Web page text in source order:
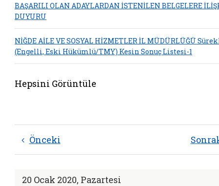
BAŞARILI OLAN ADAYLARDAN İSTENİLEN BELGELERE
DUYURU
NİĞDE AİLE VE SOSYAL HİZMETLER İL MÜDÜRLÜĞÜ
(Engelli, Eski Hükümlü/TMY) Kesin Sonuç Listesi-1
Hepsini Görüntüle
Önceki
20 Ocak 2020, Pazartesi